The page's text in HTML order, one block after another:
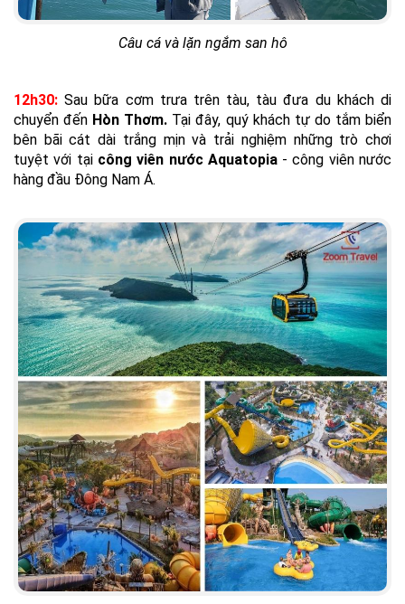
Câu cá và lặn ngắm san hô
12h30: Sau bữa cơm trưa trên tàu, tàu đưa du khách di
chuyển đến Hòn Thơm. Tại đây, quý khách tự do tắm biển
bên bãi cát dài trắng mịn và trải nghiệm những trò chơi
tuyệt với tại công viên nước Aquatopia- công viên nước
hàng đầu Đông Nam Á.